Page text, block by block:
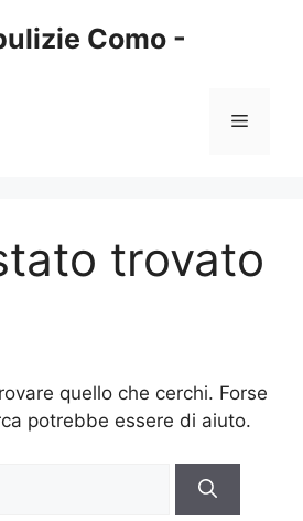
Como -
Menu
trovato
quello che cerchi. Forse
potrebbe essere di aiuto.